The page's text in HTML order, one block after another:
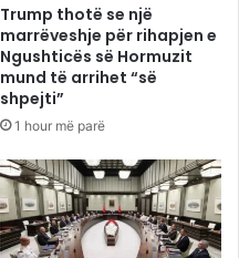
Trump thotë se një
marrëveshje për rihapjen e
Ngushticës së Hormuzit
mund të arrihet “së
shpejti”
1 hour më parë